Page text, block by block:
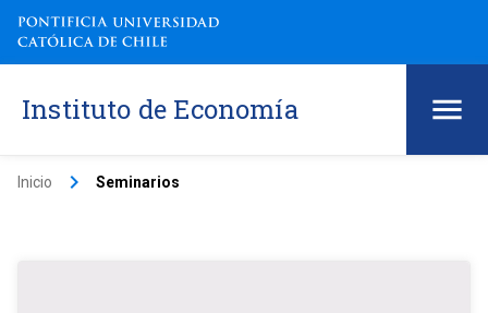
Instituto de Economía
Inicio keyboard_arrow_right Seminarios